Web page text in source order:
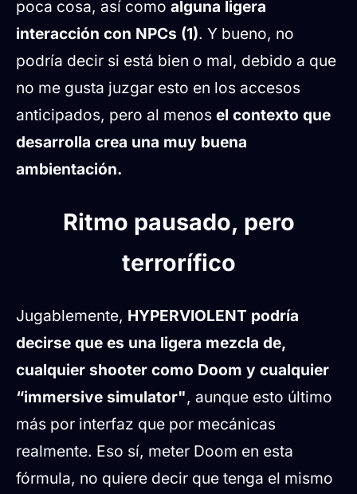
poca cosa, así como alguna ligera
interacción con NPCs (1). Y bueno, no
podría decir si está bien o mal, debido a que
no me gusta juzgar esto en los accesos
anticipados, pero al menos el contexto que
desarrolla crea una muy buena
ambientación.
Ritmo pausado, pero
terrorífico
Jugablemente, HYPERVIOLENT podría
decirse que es una ligera mezcla de,
cualquier shooter como Doom y cualquier
“immersive simulator", aunque esto último
más por interfaz que por mecánicas
realmente. Eso sí, meter Doom en esta
fórmula, no quiere decir que tenga el mismo